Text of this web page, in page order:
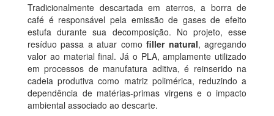
Tradicionalmente descartada em aterros, a borra de
café é responsável pela emissão de gases de efeito
estufa durante sua decomposição. No projeto, esse
resíduo passa a atuar comofiller natural, agregando
valor ao material final. Já o PLA, amplamente utilizado
em processos de manufatura aditiva, é reinserido na
cadeia produtiva como matriz polimérica, reduzindo a
dependência de matérias-primas virgens e o impacto
ambiental associado ao descarte.